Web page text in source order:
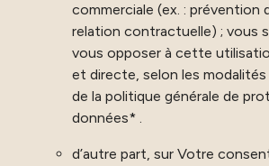
commerciale (ex. : prévention
relation contractuelle) ; vous
vous opposer à cette
et directe, selon les
de la politique générale de
données* .
d’autre part, sur Votre